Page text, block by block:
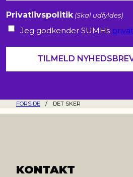
Privatlivspolitik (Skal udfyldes)
Jeg godkender SUMHs
FORSIDE / DET SKER
KONTAKT